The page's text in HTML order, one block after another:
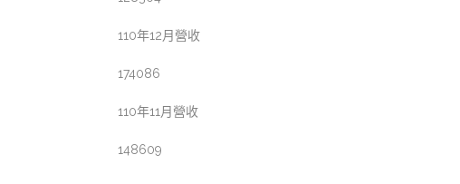
110年12月營收
174086
110年11月營收
148609